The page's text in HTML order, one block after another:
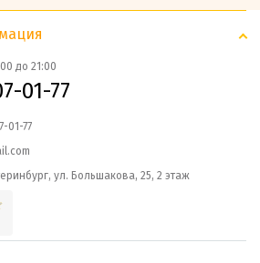
до 21:00
01-77
01-77
ул. Большакова, 25, 2 этаж